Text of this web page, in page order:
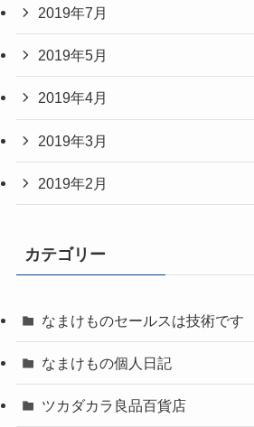
2019年7月
2019年5月
2019年4月
2019年3月
2019年2月
カテゴリー
なまけものセールスは技術です
なまけもの個人日記
ツカダカラ良品百貨店